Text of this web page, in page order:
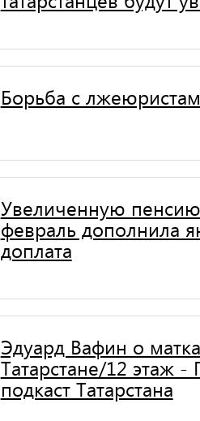
Борьба с
Увеличенную
февраль дополнила
доплата
Эдуард Вафин о
Татарстане/12 этаж -
подкаст Татарстана